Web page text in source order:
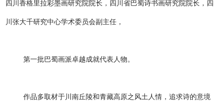
四川香格里拉彩墨画研究院院长，四川省巴蜀诗书画研究院院长，四
川张大千研究中心学术委员会副主任，
第一批巴蜀画派卓越成就代表人物。
作品多取材于川南丘陵和青藏高原之风土人情，追求诗的意境